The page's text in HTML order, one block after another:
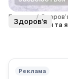
Головна /
засвоюється та
Реклама
Здоров’я